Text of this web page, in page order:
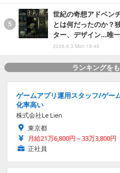
世紀の奇想アドベン
とは何だったのか？
ター、デザイン…唯
2026.8.3 Mon 18:45
ランキングを
ゲームアプリ運用スタッフ/ゲー
化率高い
株式会社Le Lien
東京都
月給21万6,800円～33万3,800円
正社員